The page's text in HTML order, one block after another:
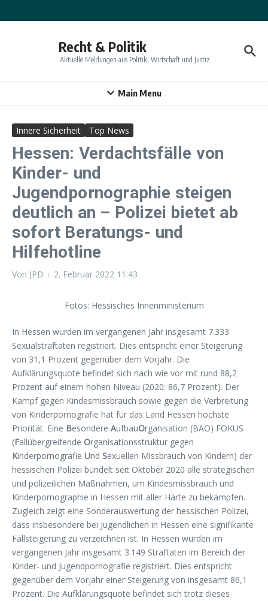
Recht & Politik
Aktuelle Meldungen aus Politik, Wirtschaft und Justiz
Main Menu
Innere Sicherheit Top News
Hessen: Verdachtsfälle von
Kinder- und
Jugendpornographie steigen
deutlich an – Polizei bietet ab
sofort Beratungs- und
Hilfehotline
Von JPD 2. Februar 2022 11:43
Fotos: Hessisches Innenministerium
In Hessen wurden im vergangenen Jahr insgesamt 7.333
Sexualstraftaten registriert. Dies entspricht einer Steigerung
von 31,1 Prozent gegenüber dem Vorjahr. Die
Aufklärungsquote befindet sich nach wie vor mit rund 88,2
Prozent auf einem hohen Niveau (2020: 86,7 Prozent). Der
Kampf gegen Kindesmissbrauch sowie gegen die Verbreitung
von Kinderpornografie hat für das Land Hessen höchste
Priorität. Eine Besondere AufbauOrganisation (BAO) FOKUS
(Fallübergreifende Organisationsstruktur gegen
Kinderpornografie Und Sexuellen Missbrauch von Kindern) der
hessischen Polizei bündelt seit Oktober 2020 alle strategischen
und polizeilichen Maßnahmen, um Kindesmissbrauch und
Kinderpornographie in Hessen mit aller Härte zu bekämpfen.
Zugleich zeigt eine Sonderauswertung der hessischen Polizei,
dass insbesondere bei Jugendlichen in Hessen eine signifikante
Fallsteigerung zu verzeichnen ist. In Hessen wurden im
vergangenen Jahr insgesamt 3.149 Straftaten im Bereich der
Kinder- und Jugendpornografie registriert. Dies entspricht
gegenüber dem Vorjahr einer Steigerung von insgesamt 86,1
Prozent. Die Aufklärungsquote befindet sich trotz dieses